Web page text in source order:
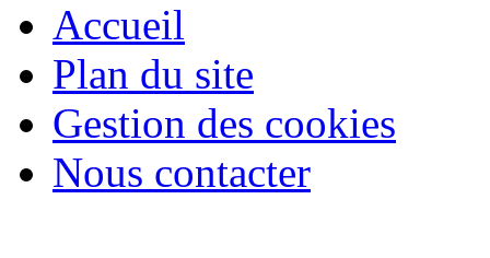
Accueil
Plan du site
Gestion des cookies
Nous contacter